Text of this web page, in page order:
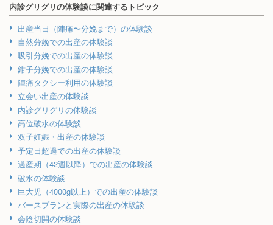
内診グリグリの体験談に関連するトピック
出産当日（陣痛〜分娩まで）の体験談
自然分娩での出産の体験談
吸引分娩での出産の体験談
鉗子分娩での出産の体験談
陣痛タクシー利用の体験談
立会い出産の体験談
内診グリグリの体験談
高位破水の体験談
双子妊娠・出産の体験談
予定日超過での出産の体験談
過産期（42週以降）での出産の体験談
破水の体験談
巨大児（4000g以上）での出産の体験談
バースプランと実際の出産の体験談
会陰切開の体験談